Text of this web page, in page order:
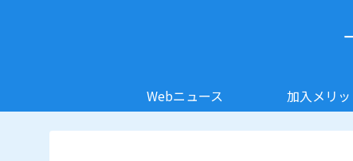
Webニュース 加入メリッ